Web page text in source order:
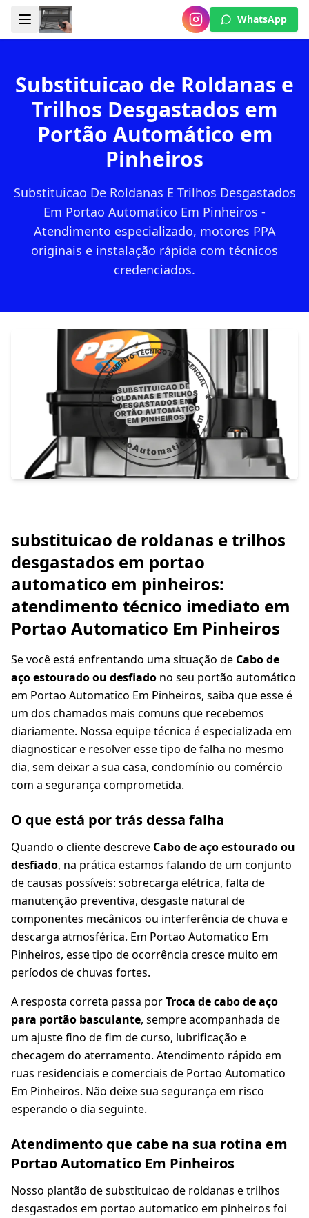
WhatsApp
Substituicao de Roldanas e
Trilhos Desgastados em
Portão Automático em
Pinheiros
Substituicao De Roldanas E Trilhos Desgastados
Em Portao Automatico Em Pinheiros -
Atendimento especializado, motores PPA
originais e instalação rápida com técnicos
credenciados.
substituicao de roldanas e trilhos
desgastados em portao
automatico em pinheiros:
atendimento técnico imediato em
Portao Automatico Em Pinheiros
Se você está enfrentando uma situação de Cabo de
aço estourado ou desfiado no seu portão automático
em Portao Automatico Em Pinheiros, saiba que esse é
um dos chamados mais comuns que recebemos
diariamente. Nossa equipe técnica é especializada em
diagnosticar e resolver esse tipo de falha no mesmo
dia, sem deixar a sua casa, condomínio ou comércio
com a segurança comprometida.
O que está por trás dessa falha
Quando o cliente descreve Cabo de aço estourado ou
desfiado, na prática estamos falando de um conjunto
de causas possíveis: sobrecarga elétrica, falta de
manutenção preventiva, desgaste natural de
componentes mecânicos ou interferência de chuva e
descarga atmosférica. Em Portao Automatico Em
Pinheiros, esse tipo de ocorrência cresce muito em
períodos de chuvas fortes.
A resposta correta passa porTroca de cabo de aço
para portão basculante, sempre acompanhada de
um ajuste fino de fim de curso, lubrificação e
checagem do aterramento. Atendimento rápido em
ruas residenciais e comerciais de Portao Automatico
Em Pinheiros. Não deixe sua segurança em risco
esperando o dia seguinte.
Atendimento que cabe na sua rotina em
Portao Automatico Em Pinheiros
Nosso plantão de substituicao de roldanas e trilhos
desgastados em portao automatico em pinheiros foi